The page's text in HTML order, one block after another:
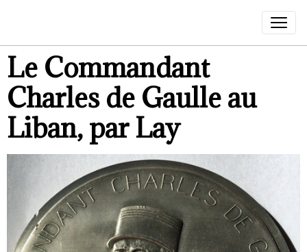
Le Commandant
Charles de Gaulle au
Liban, par Lay